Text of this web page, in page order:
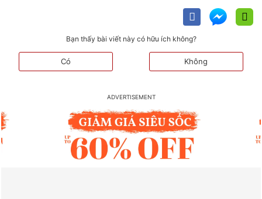
Bạn thấy bài viết này có hữu ích không?
Có Không